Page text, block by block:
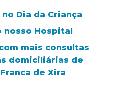
Dia da Criança
nosso Hospital
mais consultas
domiciliárias de
de Xira